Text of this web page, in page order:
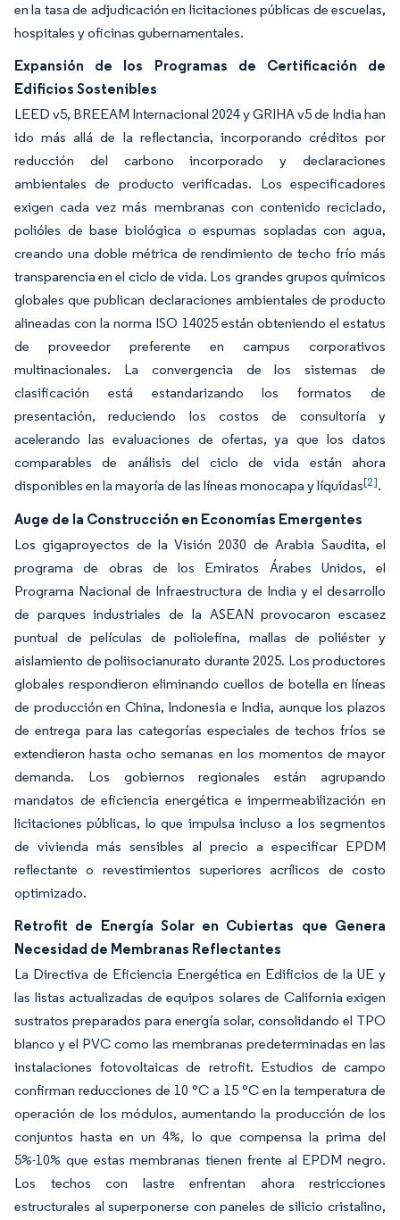
en la tasa de adjudicación en licitaciones públicas de escuelas,
hospitales y oficinas gubernamentales.
Expansión de los Programas de Certificación de
Edificios Sostenibles
LEED v5, BREEAM Internacional 2024 y GRIHA v5 de India han
ido más allá de la reflectancia, incorporando créditos por
reducción del carbono incorporado y declaraciones
ambientales de producto verificadas. Los especificadores
exigen cada vez más membranas con contenido reciclado,
polióles de base biológica o espumas sopladas con agua,
creando una doble métrica de rendimiento de techo frío más
transparencia en el ciclo de vida. Los grandes grupos químicos
globales que publican declaraciones ambientales de producto
alineadas con la norma ISO 14025 están obteniendo el estatus
de proveedor preferente en campus corporativos
multinacionales. La convergencia de los sistemas de
clasificación está estandarizando los formatos de
presentación, reduciendo los costos de consultoría y
acelerando las evaluaciones de ofertas, ya que los datos
comparables de análisis del ciclo de vida están ahora
disponibles en la mayoría de las líneas monocapa y líquidas[2].
Auge de la Construcción en Economías Emergentes
Los gigaproyectos de la Visión 2030 de Arabia Saudita, el
programa de obras de los Emiratos Árabes Unidos, el
Programa Nacional de Infraestructura de India y el desarrollo
de parques industriales de la ASEAN provocaron escasez
puntual de películas de poliolefina, mallas de poliéster y
aislamiento de poliisocianurato durante 2025. Los productores
globales respondieron eliminando cuellos de botella en líneas
de producción en China, Indonesia e India, aunque los plazos
de entrega para las categorías especiales de techos fríos se
extendieron hasta ocho semanas en los momentos de mayor
demanda. Los gobiernos regionales están agrupando
mandatos de eficiencia energética e impermeabilización en
licitaciones públicas, lo que impulsa incluso a los segmentos
de vivienda más sensibles al precio a especificar EPDM
reflectante o revestimientos superiores acrílicos de costo
optimizado.
Retrofit de Energía Solar en Cubiertas que Genera
Necesidad de Membranas Reflectantes
La Directiva de Eficiencia Energética en Edificios de la UE y
las listas actualizadas de equipos solares de California exigen
sustratos preparados para energía solar, consolidando el TPO
blanco y el PVC como las membranas predeterminadas en las
instalaciones fotovoltaicas de retrofit. Estudios de campo
confirman reducciones de 10 °C a 15 °C en la temperatura de
operación de los módulos, aumentando la producción de los
conjuntos hasta en un 4%, lo que compensa la prima del
5%-10% que estas membranas tienen frente al EPDM negro.
Los techos con lastre enfrentan ahora restricciones
estructurales al superponerse con paneles de silicio cristalino,